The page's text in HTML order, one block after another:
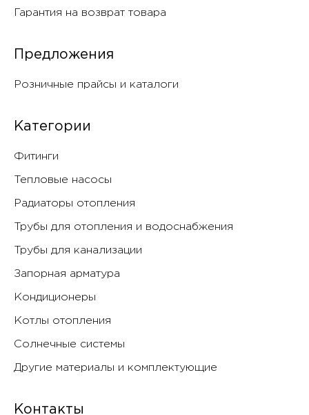
Гарантия на возврат товара
Предложения
Розничные прайсы и каталоги
Категории
Фитинги
Тепловые насосы
Радиаторы отопления
Трубы для отопления и водоснабжения
Трубы для канализации
Запорная арматура
Кондиционеры
Котлы отопления
Солнечные системы
Другие материалы и комплектующие
Контакты